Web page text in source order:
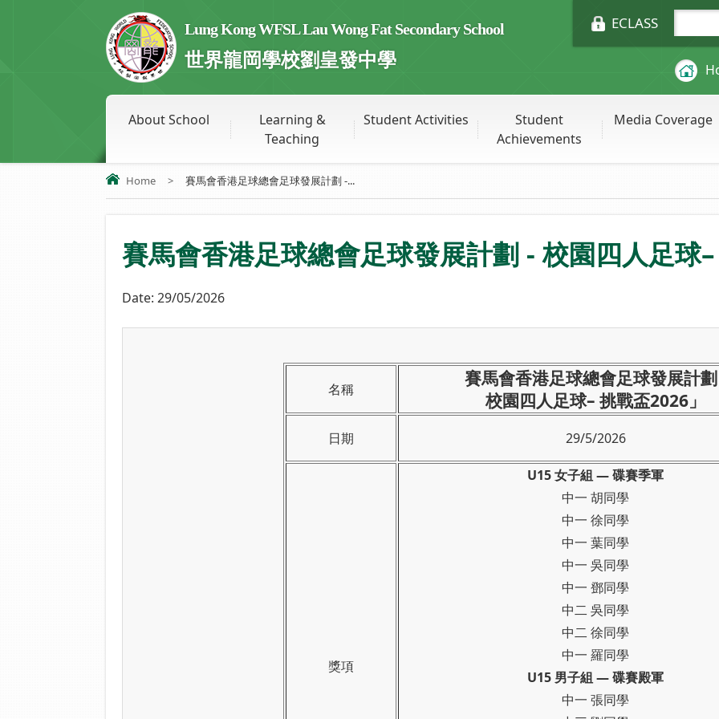
Lung Kong WFSL Lau Wong Fat Secondary School
世界龍岡學校劉皇發中學
ECLASS
About School
Learning &
Teaching
Student Activities
Student
Achievements
Media Coverage
Home > 賽馬會香港足球總會足球發展計劃 -...
賽馬會香港足球總會足球發展計劃 - 校園四人足球
Date: 29/05/2026
名稱
賽馬會香港足球總會足球發展計
校園四人足球– 挑戰盃2026」
日期 29/5/2026
獎項
U15 女子組 — 碟賽季軍
中一 胡同學
中一 徐同學
中一 葉同學
中一 吳同學
中一 鄧同學
中二 吳同學
中二 徐同學
中一 羅同學
U15 男子組 — 碟賽殿軍
中一 張同學